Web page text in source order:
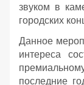
звуком в
городских
Данное
интереса
последние